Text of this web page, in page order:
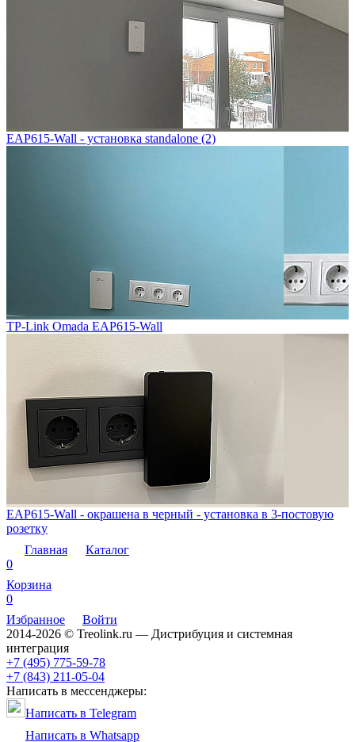
EAP615-Wall - установка standalone (2)
TP-Link Omada EAP615-Wall
EAP615-Wall - окрашена в черный - установка в 3-постовую
розетку
Главная
Каталог
0
Корзина
0
Избранное
Войти
2014-2026 © Treolink.ru — Дистрибуция и системная
интеграция
+7 (495) 775-59-78
+7 (843) 211-05-04
Написать в мессенджеры:
Написать в Telegram
Написать в Whatsapp